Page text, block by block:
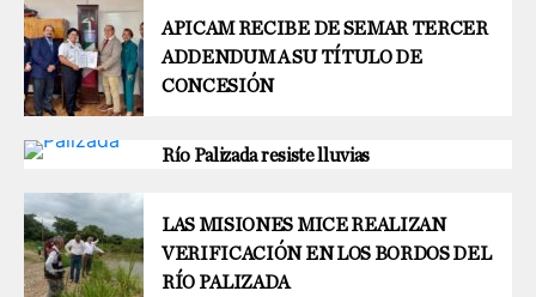
APICAM RECIBE DE SEMAR TERCER
ADDENDUM A SU TÍTULO DE
CONCESIÓN
Río Palizada resiste lluvias
LAS MISIONES MICE REALIZAN
VERIFICACIÓN EN LOS BORDOS DEL
RÍO PALIZADA